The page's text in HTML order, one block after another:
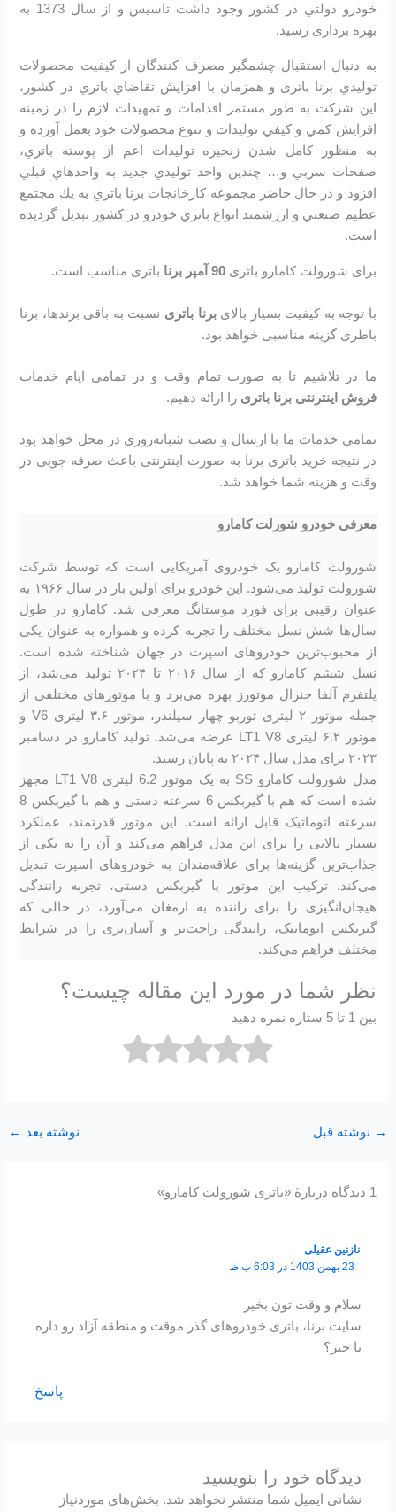
خودرو دولتي در كشور وجود داشت تاسیس و از سال 1373 به
بهره برداری رسید.
به دنبال استقبال چشمگير مصرف كنندگان از كيفيت محصولات
توليدي برنا باتری و همزمان با افزايش تقاضاي باتري در كشور،
اين شرکت به طور مستمر اقدامات و تمهيدات لازم را در زمينه
افزايش كمي و كيفي توليدات و تنوع محصولات خود بعمل آورده و
به منظور كامل شدن زنجيره توليدات اعم از پوسته باتري،
صفحات سربي و… چندين واحد توليدي جديد به واحدهاي قبلي
افزود و در حال حاضر مجموعه كارخانجات برنا باتري به يك مجتمع
عظيم صنعتي و ارزشمند انواع باتري خودرو در کشور تبديل گرديده
است.
برای شورولت کامارو باتری90 آمپر برنا باتری مناسب است.
با توجه به کیفیت بسیار بالایبرنا باتری نسبت به باقی برندها، برنا
باطری گزینه مناسبی خواهد بود.
ما در تلاشیم تا به صورت تمام وقت و در تمامی ایام خدمات
فروش اینترنتی برنا باتری را ارائه دهیم.
تمامی خدمات ما با ارسال و نصب شبانه‌روزی در محل خواهد بود
در نتیجه خرید باتری برنا به صورت اینترنتی باعث صرفه جویی در
وقت و هزینه شما خواهد شد.
معرفی خودرو شورلت کامارو
شورولت کامارو یک خودروی آمریکایی است که توسط شرکت
شورولت تولید می‌شود. این خودرو برای اولین بار در سال ۱۹۶۶ به
عنوان رقیبی برای فورد موستانگ معرفی شد. کامارو در طول
سال‌ها شش نسل مختلف را تجربه کرده و همواره به عنوان یکی
از محبوب‌ترین خودروهای اسپرت در جهان شناخته شده است.
نسل ششم کامارو که از سال ۲۰۱۶ تا ۲۰۲۴ تولید می‌شد، از
پلتفرم آلفا جنرال موتورز بهره می‌برد و با موتورهای مختلفی از
جمله موتور ۲ لیتری توربو چهار سیلندر، موتور ۳.۶ لیتری V6 و
موتور ۶.۲ لیتری LT1 V8 عرضه می‌شد. تولید کامارو در دسامبر
۲۰۲۳ برای مدل سال ۲۰۲۴ به پایان رسید.
مدل شورولت کامارو SS به یک موتور 6.2 لیتری LT1 V8 مجهز
شده است که هم با گیربکس 6 سرعته دستی و هم با گیربکس 8
سرعته اتوماتیک قابل ارائه است. این موتور قدرتمند، عملکرد
بسیار بالایی را برای این مدل فراهم می‌کند و آن را به یکی از
جذاب‌ترین گزینه‌ها برای علاقه‌مندان به خودروهای اسپرت تبدیل
می‌کند. ترکیب این موتور با گیربکس دستی، تجربه رانندگی
هیجان‌انگیزی را برای راننده به ارمغان می‌آورد، در حالی که
گیربکس اتوماتیک، رانندگی راحت‌تر و آسان‌تری را در شرایط
مختلف فراهم می‌کند.
نظر شما در مورد این مقاله چیست؟
بین 1 تا 5 ستاره نمره دهید
→ نوشته قبل نوشته بعد ←
1 دیدگاه دربارهٔ «باتری شورولت کامارو»
نازنین عقیلی
23 بهمن 1403 در 6:03 ب.ظ
سلام و وقت تون بخیر
سایت برنا، باتری خودروهای گذر موقت و منطقه آزاد رو داره
یا خیر؟
پاسخ
دیدگاه‌ خود را بنویسید
نشانی ایمیل شما منتشر نخواهد شد. بخش‌های موردنیاز